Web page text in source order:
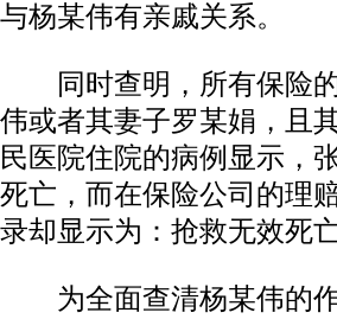
与杨某伟有亲戚关系。
同时查明，所有保险的
伟或者其妻子罗某娟，且
民医院住院的病例显示，
死亡，而在保险公司的理
录却显示为：抢救无效死亡
为全面查清杨某伟的作